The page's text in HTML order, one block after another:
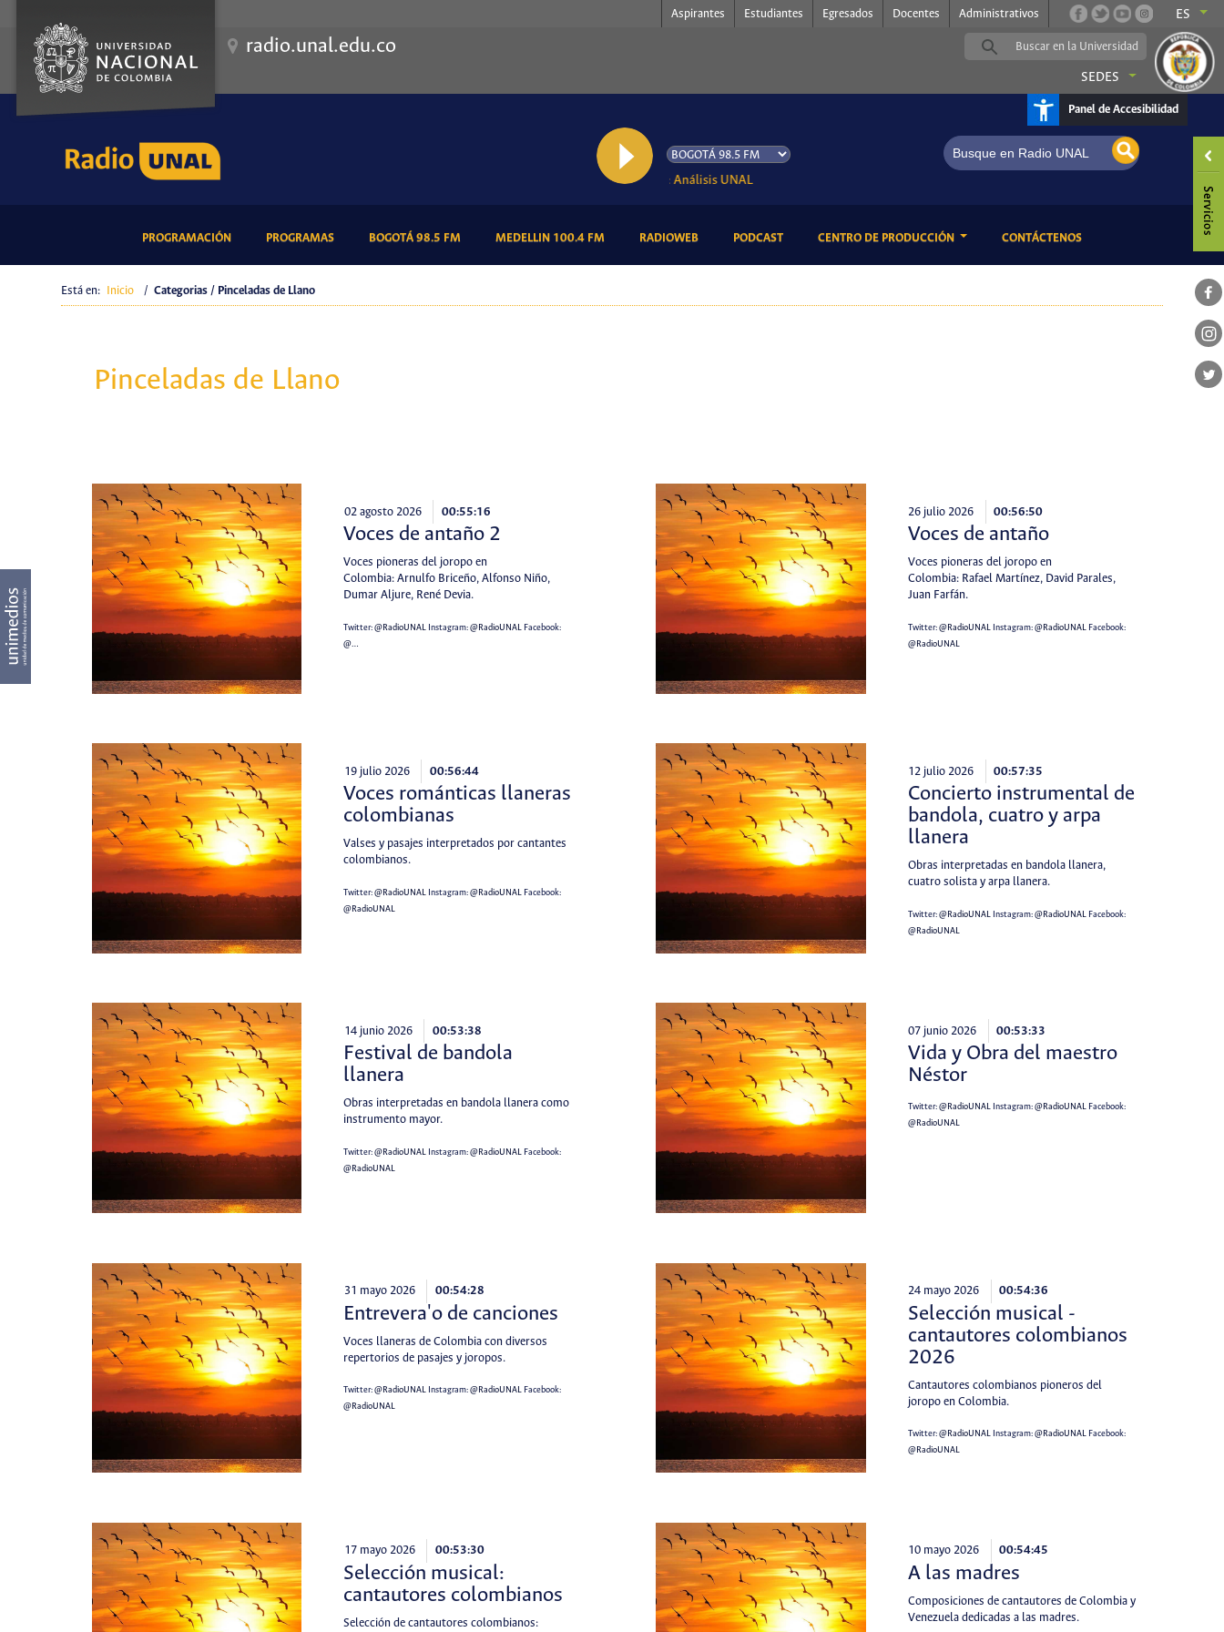
Aspirantes Estudiantes Egresados Docentes Administrativos ES
radio.unal.edu.co
SEDES
Panel de Accesibilidad
AL AIRE: Análisis UNAL
PROGRAMACIÓN(CURRENT)PROGRAMAS(CURRENT)BOGOTÁ 98.5 FM(CURRENT)MEDELLIN 100.4 FM(CURRENT)RADIOWEB(CURRENT)PODCAST(CURRENT)CENTRO DE PRODUCCIÓN CONTÁCTENOS(CURRENT)
Está en: Inicio / Categorias / Pinceladas de Llano
Pinceladas de Llano
02 agosto 2026 00:55:16
Voces de antaño 2
Voces pioneras del joropo en
Colombia: Arnulfo Briceño, Alfonso Niño,
Dumar Aljure, René Devia.
Twitter:@RadioUNAL Instagram:@RadioUNAL Facebook:
@…
26 julio 2026 00:56:50
Voces de antaño
Voces pioneras del joropo en
Colombia: Rafael Martínez, David Parales,
Juan Farfán.
Twitter:@RadioUNALInstagram:@RadioUNALFacebook:
@RadioUNAL
19 julio 2026 00:56:44
Voces románticas llaneras
colombianas
Valses y pasajes interpretados por cantantes
colombianos.
Twitter:@RadioUNAL Instagram:@RadioUNAL Facebook:
@RadioUNAL
12 julio 2026 00:57:35
Concierto instrumental de
bandola, cuatro y arpa
llanera
Obras interpretadas en bandola llanera,
cuatro solista y arpa llanera.
Twitter:@RadioUNALInstagram:@RadioUNALFacebook:
@RadioUNAL
14 junio 2026 00:53:38
Festival de bandola
llanera
Obras interpretadas en bandola llanera como
instrumento mayor.
Twitter:@RadioUNAL Instagram:@RadioUNAL Facebook:
@RadioUNAL
07 junio 2026 00:53:33
Vida y Obra del maestro
Néstor
Twitter:@RadioUNALInstagram:@RadioUNALFacebook:
@RadioUNAL
31 mayo 2026 00:54:28
Entrevera'o de canciones
Voces llaneras de Colombia con diversos
repertorios de pasajes y joropos.
Twitter:@RadioUNAL Instagram:@RadioUNAL Facebook:
@RadioUNAL
24 mayo 2026 00:54:36
Selección musical -
cantautores colombianos
2026
Cantautores colombianos pioneros del
joropo en Colombia.
Twitter:@RadioUNALInstagram:@RadioUNALFacebook:
@RadioUNAL
17 mayo 2026 00:53:30
Selección musical:
cantautores colombianos
Selección de cantautores colombianos:
10 mayo 2026 00:54:45
A las madres
Composiciones de cantautores de Colombia y
Venezuela dedicadas a las madres.